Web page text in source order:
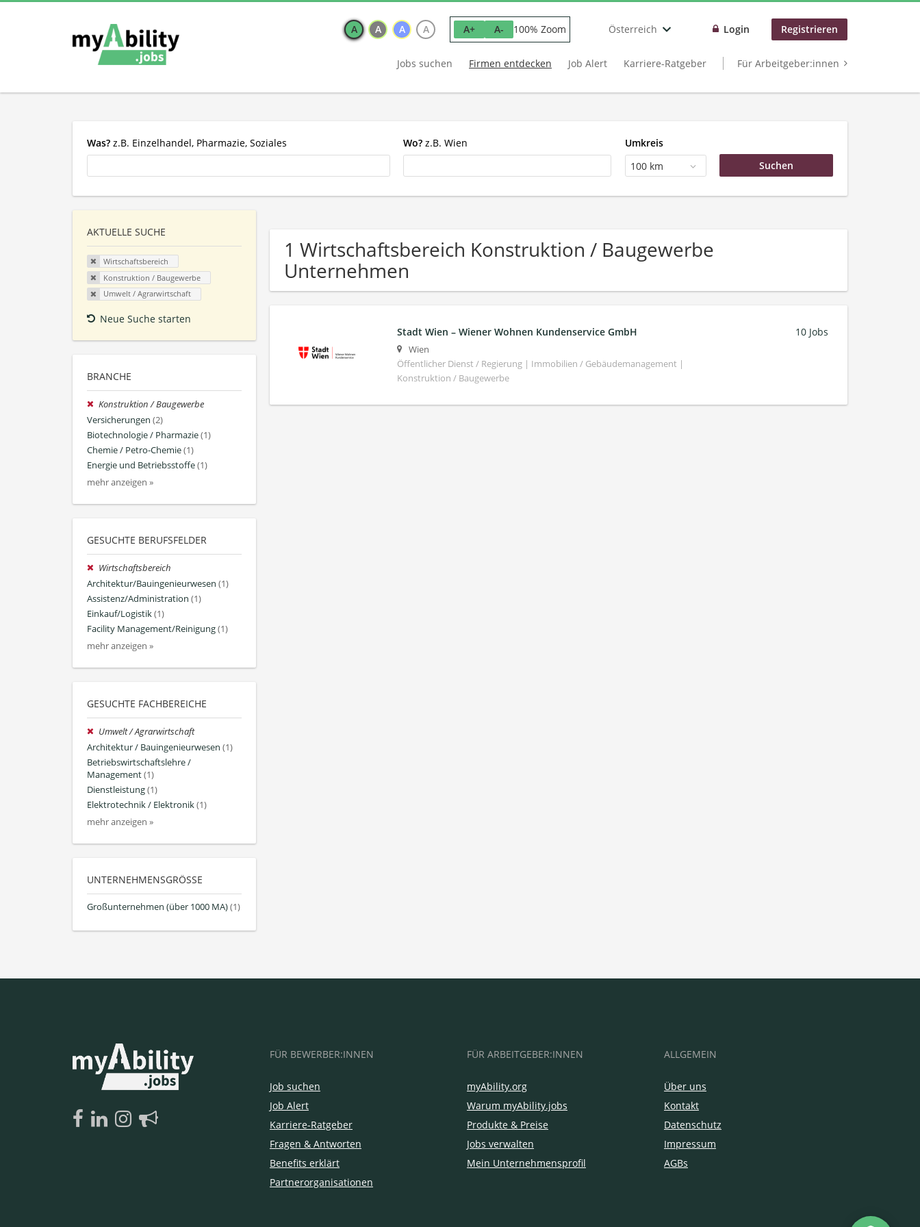
A A A A A+ A- 100% Zoom Österreich Login Registrieren
Jobs suchen Firmen entdecken Job Alert Karriere-Ratgeber Für Arbeitgeber:innen
Was? z.B. Einzelhandel, Pharmazie, Soziales Wo? z.B. Wien
Umkreis
100 km
AKTUELLE SUCHE
Wirtschaftsbereich
Konstruktion / Baugewerbe
Umwelt / Agrarwirtschaft
Neue Suche starten
BRANCHE
Konstruktion / Baugewerbe
Versicherungen (2)
Biotechnologie / Pharmazie(1)
Chemie / Petro-Chemie(1)
Energie und Betriebsstoffe(1)
mehr anzeigen »
GESUCHTE BERUFSFELDER
Wirtschaftsbereich
Architektur/Bauingenieurwesen (1)
Assistenz/Administration (1)
Einkauf/Logistik(1)
Facility Management/Reinigung(1)
mehr anzeigen »
GESUCHTE FACHBEREICHE
Umwelt / Agrarwirtschaft
Architektur / Bauingenieurwesen (1)
Betriebswirtschaftslehre /
Management(1)
Dienstleistung(1)
Elektrotechnik / Elektronik(1)
mehr anzeigen »
UNTERNEHMENSGRÖSSE
Großunternehmen (über 1000 MA)(1)
1 Wirtschaftsbereich Konstruktion / Baugewerbe
Unternehmen
Stadt Wien – Wiener Wohnen Kundenservice GmbH
Wien
Öffentlicher Dienst / Regierung | Immobilien / Gebäudemanagement |
Konstruktion / Baugewerbe
10 Jobs
FÜR BEWERBER:INNEN
Job suchen
Job Alert
Karriere-Ratgeber
Fragen & Antworten
Benefits erklärt
Partnerorganisationen
FÜR ARBEITGEBER:INNEN
myAbility.org
Warum myAbility.jobs
Produkte & Preise
Jobs verwalten
Mein Unternehmensprofil
ALLGEMEIN
Über uns
Kontakt
Datenschutz
Impressum
AGBs